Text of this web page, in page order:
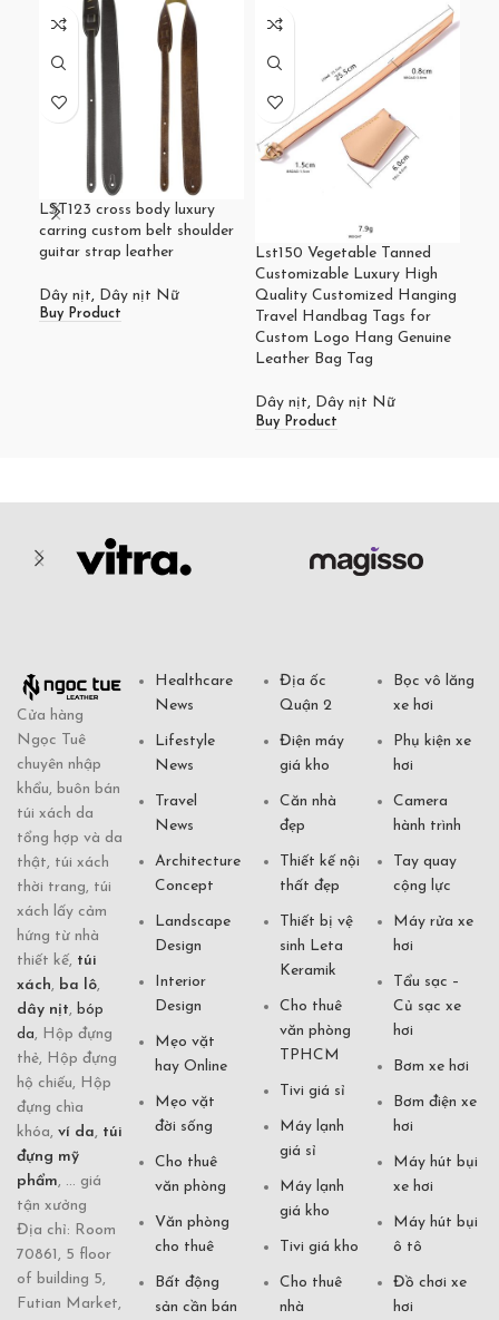
LST123 cross body luxury
carring custom belt shoulder
guitar strap leather
Dây nịt, Dây nịt Nữ
Buy Product
Lst150 Vegetable Tanned
Customizable Luxury High
Quality Customized Hanging
Travel Handbag Tags for
Custom Logo Hang Genuine
Leather Bag Tag
Dây nịt, Dây nịt Nữ
Buy Product
Cửa hàng
Ngọc Tuê
chuyên nhập
khẩu, buôn bán
túi xách da
tổng hợp và da
thật, túi xách
thời trang, túi
xách lấy cảm
hứng từ nhà
thiết kế, túi
xách, ba lô,
dây nịt, bóp
da, Hộp đựng
thẻ, Hộp đựng
hộ chiếu, Hộp
đựng chìa
khóa, ví da, túi
đựng mỹ
phẩm, ... giá
tận xưởng
Địa chỉ: Room
70861, 5 floor
of building 5,
Futian Market,
Healthcare
News
Lifestyle
News
Travel
News
Architecture
Concept
Landscape
Design
Interior
Design
Mẹo vặt
hay Online
Mẹo vặt
đời sống
Cho thuê
văn phòng
Văn phòng
cho thuê
Bất động
sản cần bán
Địa ốc
Quận 2
Điện máy
giá kho
Căn nhà
đẹp
Thiết kế nội
thất đẹp
Thiết bị vệ
sinh Leta
Keramik
Cho thuê
văn phòng
TPHCM
Tivi giá sỉ
Máy lạnh
giá sỉ
Máy lạnh
giá kho
Tivi giá kho
Cho thuê
nhà
Bọc vô lăng
xe hơi
Phụ kiện xe
hơi
Camera
hành trình
Tay quay
cộng lực
Máy rửa xe
hơi
Tẩu sạc –
Củ sạc xe
hơi
Bơm xe hơi
Bơm điện xe
hơi
Máy hút bụi
xe hơi
Máy hút bụi
ô tô
Đồ chơi xe
hơi